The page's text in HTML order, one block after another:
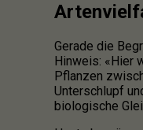
Gerade die
Hinweis: «Hier
Pflanzen
Unterschlupf
biologische